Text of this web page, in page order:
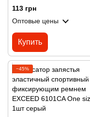
113 грн
Оптовые цены
Купить
−45%